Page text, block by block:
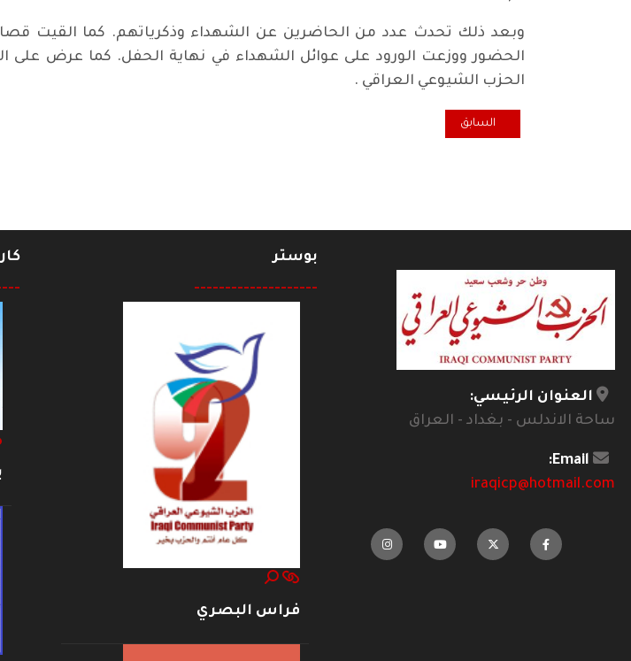
وبعد ذلك تحدث عدد من الحاضرين عن الشهداء وذكرياتهم. كما القيت
الحضور ووزعت الورود على عوائل الشهداء في نهاية الحفل. كما عرض
الحزب الشيوعي العراقي .
المقال السابق: في ذكرى 8 شباط الأسود - وميض النار تحت رماد انقلاب العار
السابق
العنوان الرئيسي:
ساحة الاندلس - بغداد - العراق
Email:
iraqicp@hotmail.com
بوستر
--------------------
فراس البصري